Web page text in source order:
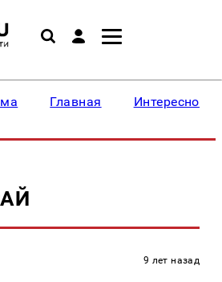
Главная Интересное
9 лет назад